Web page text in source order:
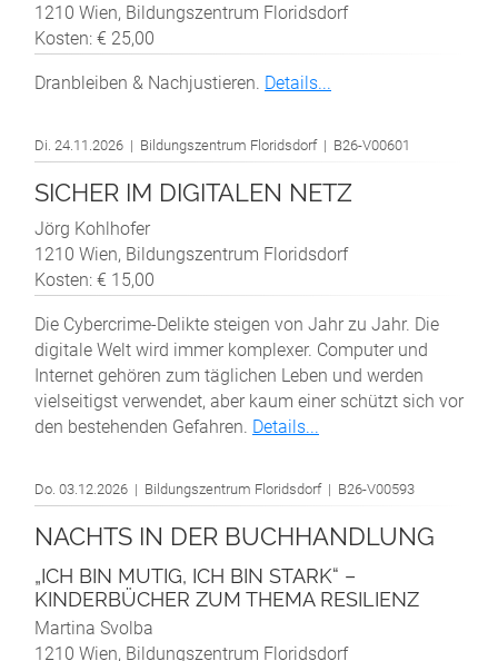
1210 Wien, Bildungszentrum Floridsdorf
Kosten: € 25,00
Dranbleiben & Nachjustieren. Details...
Di. 24.11.2026 | Bildungszentrum Floridsdorf | B26-V00601
SICHER IM DIGITALEN NETZ
Jörg Kohlhofer
1210 Wien, Bildungszentrum Floridsdorf
Kosten: € 15,00
Die Cybercrime-Delikte steigen von Jahr zu Jahr. Die
digitale Welt wird immer komplexer. Computer und
Internet gehören zum täglichen Leben und werden
vielseitigst verwendet, aber kaum einer schützt sich vor
den bestehenden Gefahren. Details...
Do. 03.12.2026 | Bildungszentrum Floridsdorf | B26-V00593
NACHTS IN DER BUCHHANDLUNG
„ICH BIN MUTIG, ICH BIN STARK“ –
KINDERBÜCHER ZUM THEMA RESILIENZ
Martina Svolba
1210 Wien, Bildungszentrum Floridsdorf